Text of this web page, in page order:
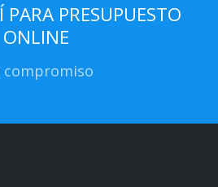
PRESUPUESTO
ONLINE
compromiso